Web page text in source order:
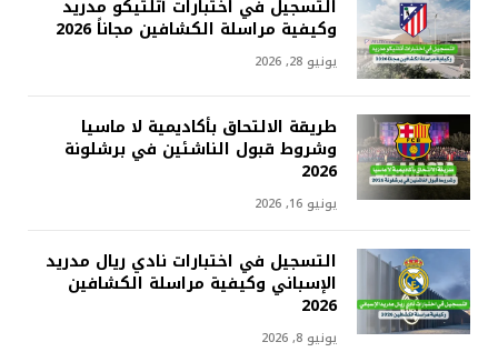
التسجيل في اختبارات أتلتيكو مدريد
وكيفية مراسلة الكشافين مجاناً 2026
يونيو 28, 2026
طريقة الالتحاق بأكاديمية لا ماسيا
وشروط قبول الناشئين في برشلونة
2026
يونيو 16, 2026
التسجيل في اختبارات نادي ريال مدريد
الإسباني وكيفية مراسلة الكشافين
2026
يونيو 8, 2026